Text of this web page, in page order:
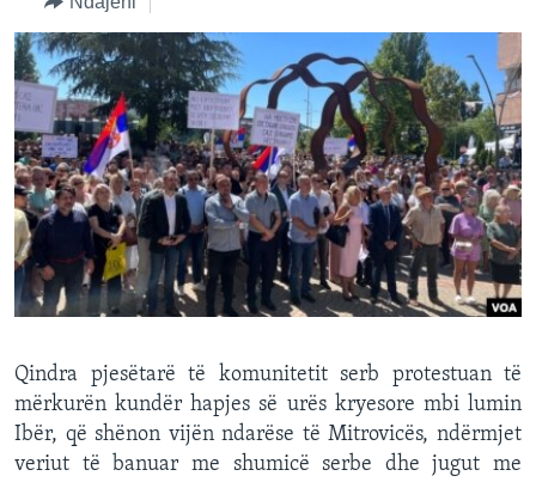
KULTURË
SHKENCË DHE TEKNOLOGJI
SHËNDETËSI
INTERVISTA
DITARI
Gjuhët
Qindra pjesëtarë të komunitetit serb protestuan të
mërkurën kundër hapjes së urës kryesore mbi lumin
Ibër, që shënon vijën ndarëse të Mitrovicës, ndërmjet
veriut të banuar me shumicë serbe dhe jugut me